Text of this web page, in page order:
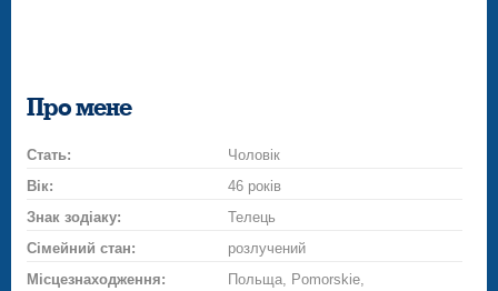
Про мене
Стать:
Чоловік
Вік:
46 років
Знак зодіаку:
Телець
Сімейний стан:
розлучений
Місцезнаходження:
Польща, Pomorskie,